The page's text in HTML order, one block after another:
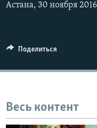
Астана, 30 ноября
Поделиться
Весь контент